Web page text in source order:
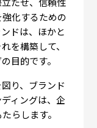
たせ、信頼性
化するための
ドは、ほかと
を構築して、
目的です。
り、ブランド
ィングは、企
らします。